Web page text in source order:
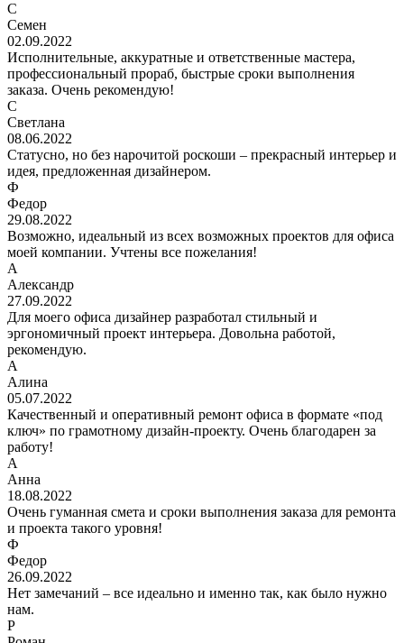
С
Семен
02.09.2022
Исполнительные, аккуратные и ответственные мастера,
профессиональный прораб, быстрые сроки выполнения
заказа. Очень рекомендую!
С
Светлана
08.06.2022
Статусно, но без нарочитой роскоши – прекрасный интерьер и
идея, предложенная дизайнером.
Ф
Федор
29.08.2022
Возможно, идеальный из всех возможных проектов для офиса
моей компании. Учтены все пожелания!
А
Александр
27.09.2022
Для моего офиса дизайнер разработал стильный и
эргономичный проект интерьера. Довольна работой,
рекомендую.
А
Алина
05.07.2022
Качественный и оперативный ремонт офиса в формате «под
ключ» по грамотному дизайн-проекту. Очень благодарен за
работу!
А
Анна
18.08.2022
Очень гуманная смета и сроки выполнения заказа для ремонта
и проекта такого уровня!
Ф
Федор
26.09.2022
Нет замечаний – все идеально и именно так, как было нужно
нам.
Р